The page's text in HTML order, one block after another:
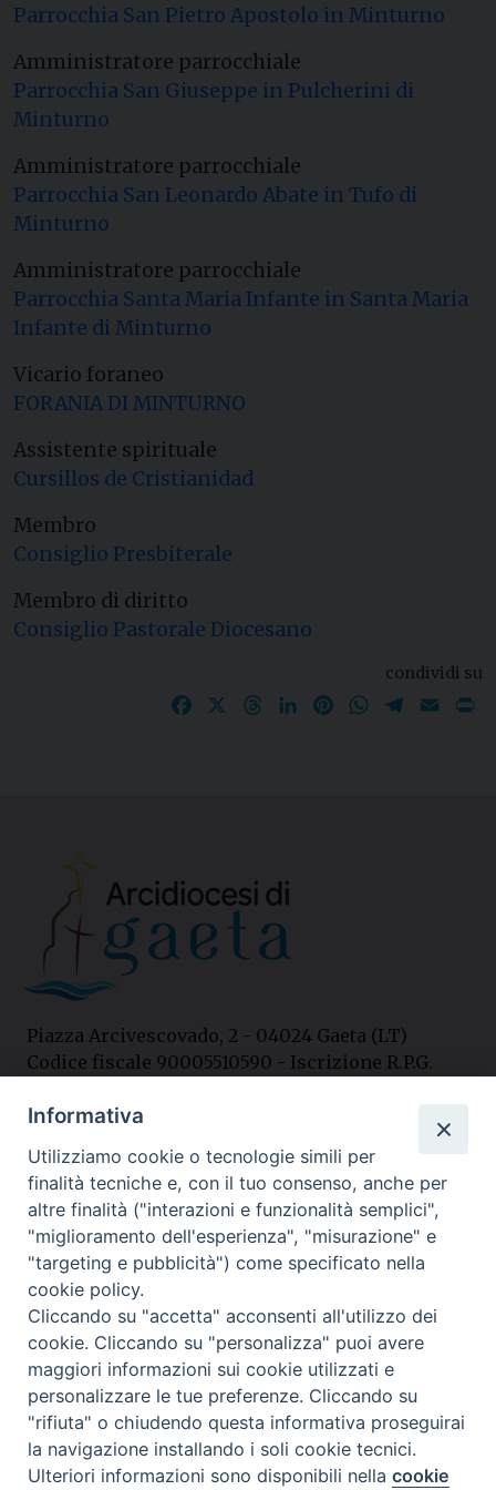
Parrocchia San Pietro Apostolo in Minturno
Amministratore parrocchiale
Parrocchia San Giuseppe in Pulcherini di
Minturno
Amministratore parrocchiale
Parrocchia San Leonardo Abate in Tufo di
Minturno
Amministratore parrocchiale
Parrocchia Santa Maria Infante in Santa Maria
Infante di Minturno
Vicario foraneo
FORANIA DI MINTURNO
Assistente spirituale
Cursillos de Cristianidad
Membro
Consiglio Presbiterale
Membro di diritto
Consiglio Pastorale Diocesano
condividi su
Facebook ThreadsLinkedInPinterestWhatsApp
Telegram
Email
Piazza Arcivescovado, 2 - 04024 Gaeta (LT)
Codice fiscale 90005510590 - Iscrizione R.P.G.
Contatti
Curia
Tel. 0771.740341
Palazzo De Vio
Tel. 0771.464088
I nostri social
Privacy policy---- Arcidiocesi di Gaeta © 2024
Preferenze Cookie
Informativa
Utilizziamo cookie o tecnologie simili per
finalità tecniche e, con il tuo consenso, anche per
altre finalità ("interazioni e funzionalità semplici",
"miglioramento dell'esperienza", "misurazione" e
"targeting e pubblicità") come specificato nella
cookie policy.
Cliccando su "accetta" acconsenti all'utilizzo dei
cookie. Cliccando su "personalizza" puoi avere
maggiori informazioni sui cookie utilizzati e
personalizzare le tue preferenze. Cliccando su
"rifiuta" o chiudendo questa informativa proseguirai
la navigazione installando i soli cookie tecnici.
Ulteriori informazioni sono disponibili nellacookie